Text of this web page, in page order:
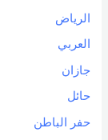
الرياض
العربي
جازان
حائل
حفر الباطن